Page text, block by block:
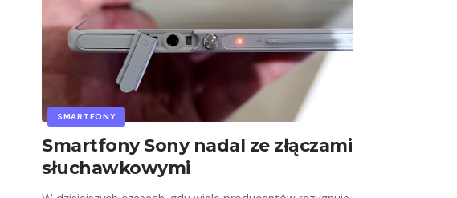
SMARTFONY
Smartfony Sony nadal ze złączami
słuchawkowymi